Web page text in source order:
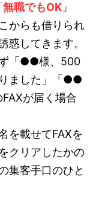
無職でもOK 」
からも借りられ
惑してきます。
ず「●●様、500
ました」「●●
が届く場合
を載せてFAXを
クリアしたかの
集客手口のひと